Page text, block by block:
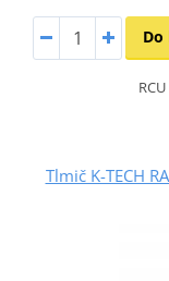
Tlmič K-TECH